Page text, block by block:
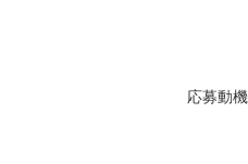
応募動機